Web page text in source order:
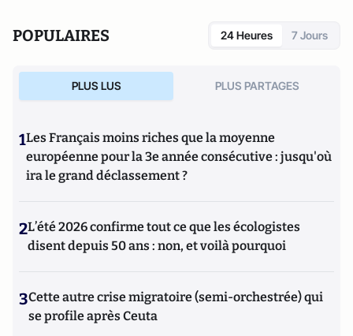
POPULAIRES 24 Heures 7 Jours
PLUS LUS PLUS PARTAGES
1Les Français moins riches que la moyenne
européenne pour la 3e année consécutive : jusqu'où
ira le grand déclassement ?
2L’été 2026 confirme tout ce que les écologistes
disent depuis 50 ans : non, et voilà pourquoi
3Cette autre crise migratoire (semi-orchestrée) qui
se profile après Ceuta